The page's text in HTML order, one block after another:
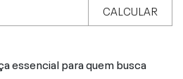
CALCULAR
essencial para quem busca